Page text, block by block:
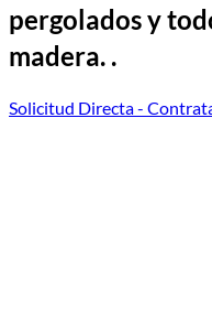
pergolados y
madera. .
Solicitud Directa-